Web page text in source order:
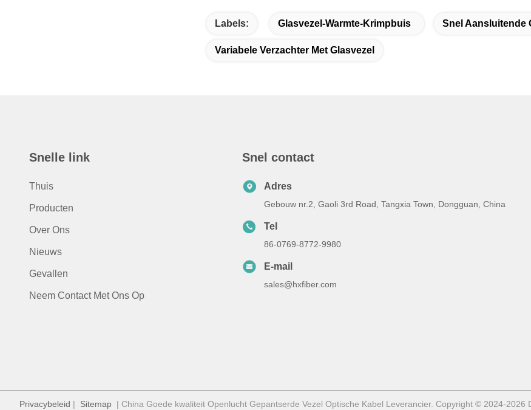
Labels: Glasvezel-Warmte-Krimpbuis Snel Aansluitende
Variabele Verzachter Met Glasvezel
Snelle link
Thuis
Producten
Over Ons
Nieuws
Gevallen
Neem Contact Met Ons Op
Snel contact
Adres
Gebouw nr.2, Gaoli 3rd Road, Tangxia Town, Dongguan, China
Tel
86-0769-8772-9980
E-mail
sales@hxfiber.com
Privacybeleid | Sitemap | China Goede kwaliteit Openlucht Gepantserde Vezel Optische Kabel Leverancier. Copyright © 2024-2026